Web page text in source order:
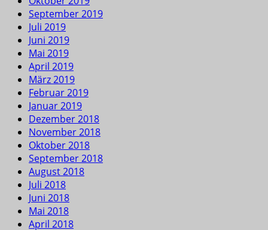
September 2019
Juli 2019
Juni 2019
Mai 2019
April 2019
März 2019
Februar 2019
Januar 2019
Dezember 2018
November 2018
Oktober 2018
September 2018
August 2018
Juli 2018
Juni 2018
Mai 2018
April 2018